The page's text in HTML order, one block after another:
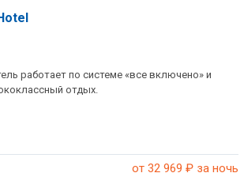
работает по системе «все включено» и
отдых.
от 32 969 ₽ за ночь